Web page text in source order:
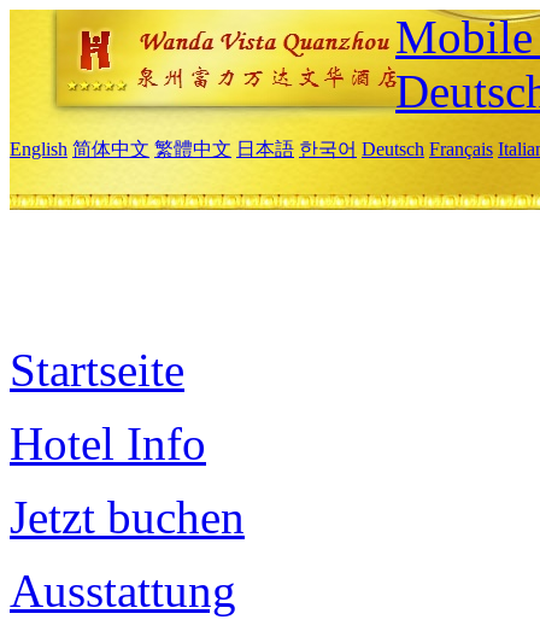
English 简体中文 繁體中文 日本語 한국어 Deutsch Français
Startseite
Hotel Info
Jetzt buchen
Ausstattung